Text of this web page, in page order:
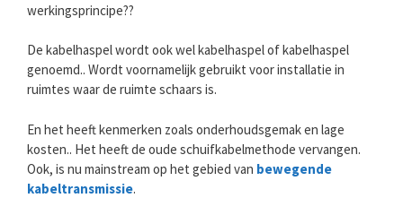
werkingsprincipe??
De kabelhaspel wordt ook wel kabelhaspel of kabelhaspel
genoemd.. Wordt voornamelijk gebruikt voor installatie in
ruimtes waar de ruimte schaars is.
En het heeft kenmerken zoals onderhoudsgemak en lage
kosten.. Het heeft de oude schuifkabelmethode vervangen.
Ook, is nu mainstream op het gebied van bewegende
kabeltransmissie.